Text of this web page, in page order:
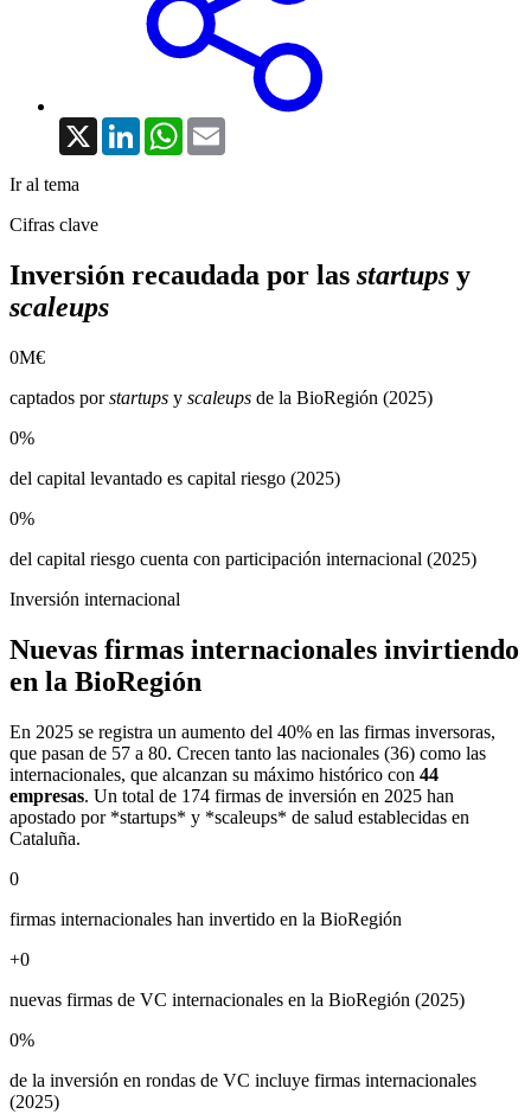
X LinkedInWhatsApp
Ir al tema
Cifras clave
Inversión recaudada por las startups y
scaleups
0M€
captados porstartups y scaleups de la BioRegión (2025)
0%
del capital levantado es capital riesgo (2025)
0%
del capital riesgo cuenta con participación internacional (2025)
Inversión internacional
Nuevas firmas internacionales invirtiendo
en la BioRegión
En 2025 se registra un aumento del 40% en las firmas inversoras,
que pasan de 57 a 80. Crecen tanto las nacionales (36) como las
internacionales, que alcanzan su máximo histórico con 44
empresas. Un total de 174 firmas de inversión en 2025 han
apostado por *startups* y *scaleups* de salud establecidas en
Cataluña.
0
firmas internacionales han invertido en la BioRegión
+0
nuevas firmas de VC internacionales en la BioRegión (2025)
0%
de la inversión en rondas de VC incluye firmas internacionales
(2025)